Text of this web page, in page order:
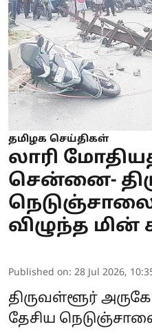
தமிழக செய்திகள்
லாரி
சென்னை-
விழுந்த மின்
Published on: 28 Jul 2026,
திருவள்ளூர்
தேசிய